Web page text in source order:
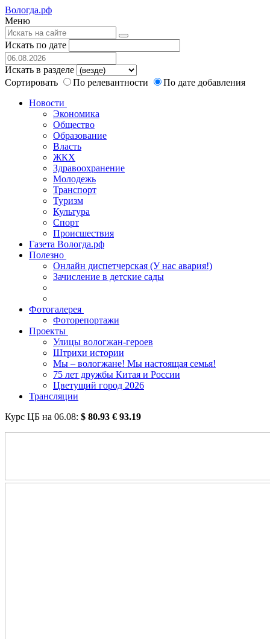
Вологда.рф
Меню
Искать по дате
Искать в разделе
Сортировать
По релевантности
По дате добавления
Новости
Экономика
Общество
Образование
Власть
ЖКХ
Здравоохранение
Молодежь
Транспорт
Туризм
Культура
Спорт
Происшествия
Газета Вологда.рф
Полезно
Онлайн диспетчерская (У нас авария!)
Зачисление в детские сады
Фотогалерея
Фоторепортажи
Проекты
Улицы вологжан-героев
Штрихи истории
Мы – вологжане! Мы настоящая семья!
75 лет дружбы Китая и России
Цветущий город 2026
Трансляции
Курс ЦБ на 06.08: $ 80.93 € 93.19